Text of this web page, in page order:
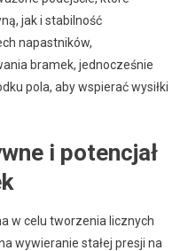
jak i stabilność
napastników,
bramek, jednocześnie
pola, aby wspierać wysiłki
i potencjał
w celu tworzenia licznych
wywieranie stałej presji na